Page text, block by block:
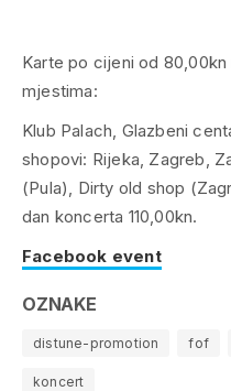
Karte po cijeni od
mjestima:
Klub Palach, Glazbeni
shopovi: Rijeka, Zagreb,
(Pula), Dirty old shop
dan koncerta 110,00kn.
Facebook event
OZNAKE
distune-promotion fof
koncert